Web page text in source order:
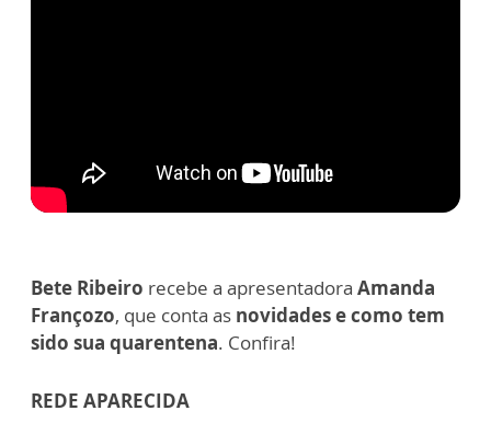
Bete Ribeiro recebe a apresentadora Amanda
Françozo, que conta as novidades e como tem
sido sua quarentena. Confira!
REDE APARECIDA